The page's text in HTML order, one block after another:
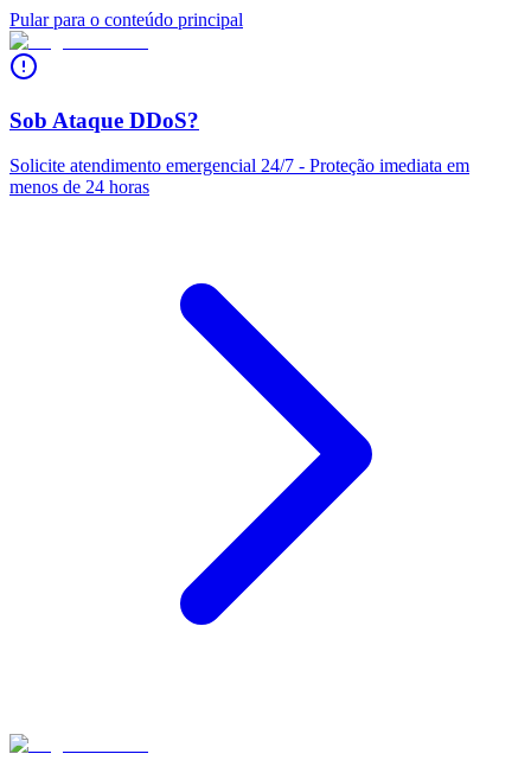
Pular para o conteúdo principal
Sob Ataque DDoS?
Solicite atendimento emergencial 24/7 - Proteção imediata em
menos de 24 horas